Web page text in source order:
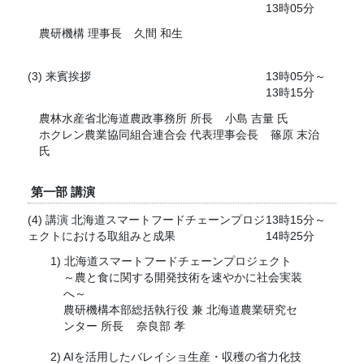
13時05分
農研機構 理事長
久間 和生
(3) 来賓挨拶
13時05分～
13時15分
農林水産省北海道農政事務所 所長
小島 吉量 氏
ホクレン農業協同組合連合会 代表理事会長
篠原 末治
氏
第一部 講演
(4) 講演 北海道スマートフードチェーンプロジ
ェクトにおける取組みと成果
13時15分～
14時25分
北海道スマートフードチェーンプロジェクト
～農と食に関する開発技術を速やかに社会実装
へ～
農研機構本部総括執行役 兼 北海道農業研究セ
ンター 所長
奈良部 孝
AIを活用したバレイショ生産・収穫の省力化技